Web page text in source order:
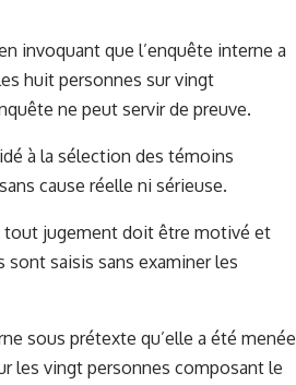
invoquant que l’enquête interne a
huit personnes sur vingt
ne peut servir de preuve.
à la sélection des témoins
cause réelle ni sérieuse.
tout jugement doit être motivé et
saisis sans examiner les
sous prétexte qu’elle a été menée
les vingt personnes composant le